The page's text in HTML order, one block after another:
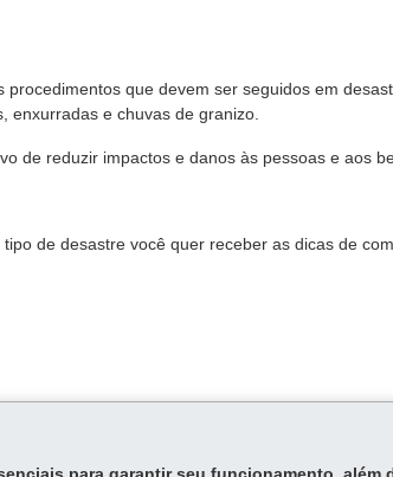
que devem ser seguidos em
enxurradas e chuvas de granizo.
de reduzir impactos e danos às pessoas e aos
de desastre você quer receber as dicas de